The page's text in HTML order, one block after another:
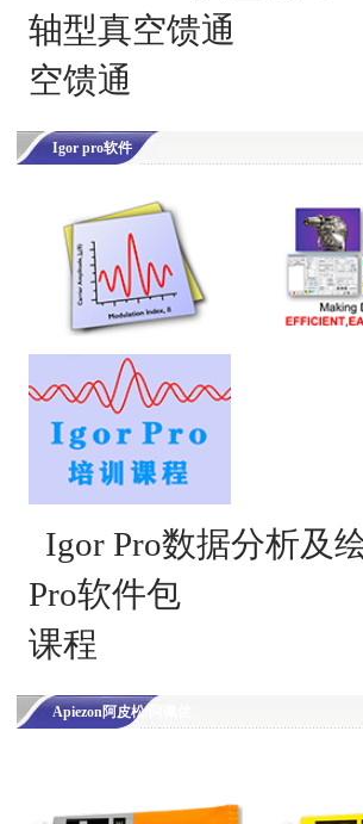
轴型真空馈通
空馈通
Igor pro软件
Igor Pro数据分析及
Pro软件包
课程
Apiezon阿皮松/阿佩佐